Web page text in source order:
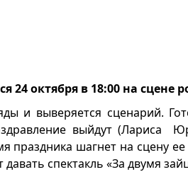
24 октября в 18:00 на сцене
и выверяется сценарий.
выйдут (Лариса
праздника шагнет на сцену
давать спектакль «За двумя